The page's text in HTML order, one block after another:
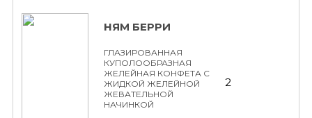
НЯМ БЕРРИ
ГЛАЗИРОВАННАЯ
КУПОЛООБРАЗНАЯ
ЖЕЛЕЙНАЯ КОНФЕТА С
ЖИДКОЙ ЖЕЛЕЙНОЙ
ЖЕВАТЕЛЬНОЙ
НАЧИНКОЙ
2